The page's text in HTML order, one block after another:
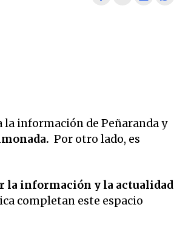
la información de Peñaranda y
Por otro lado, es
la información y la actualidad
completan este espacio